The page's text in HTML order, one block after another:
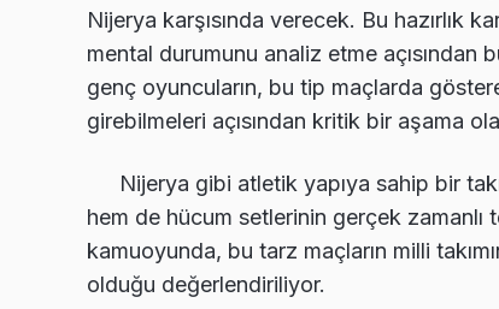
Nijerya karşısında verecek. Bu hazırlık
mental durumunu analiz etme
genç oyuncuların, bu tip maçlarda
girebilmeleri açısından kritik bir aşama
Nijerya gibi atletik yapıya sahip bir
hem de hücum setlerinin gerçek zamanlı
kamuoyunda, bu tarz maçların milli
olduğu değerlendiriliyor.